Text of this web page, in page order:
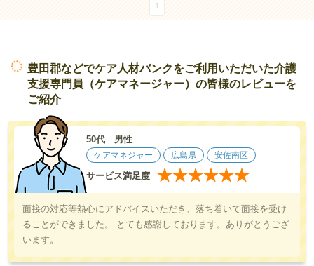
1
豊田郡などでケア人材バンクをご利用いただいた介護
支援専門員（ケアマネージャー）の皆様のレビューを
ご紹介
50代 男性
ケアマネジャー 広島県 安佐南区
サービス満足度 ★★★★★★
面接の対応等熱心にアドバイスいただき、落ち着いて面接を受け
ることができました。 とても感謝しております。ありがとうござ
います。